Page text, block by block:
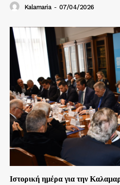
Kalamaria - 07/04/2026
Ιστορική ημέρα για την